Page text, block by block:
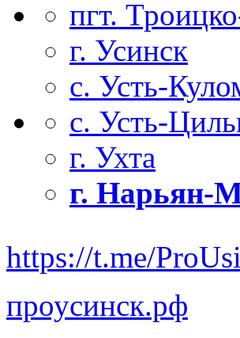
пгт.
г. Усинск
с. Усть-
с. Усть-
г. Ухта
г. Нарьян-
https://t.me/
проусинск.рф